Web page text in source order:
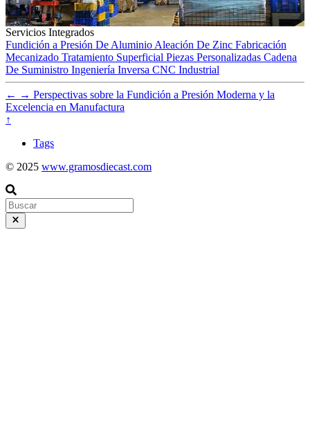
Servicios Integrados
Fundición a Presión De Aluminio Aleación De Zinc Fabricación
Mecanizado Tratamiento Superficial Piezas Personalizadas Cadena
De Suministro Ingeniería Inversa CNC Industrial
← → Perspectivas sobre la Fundición a Presión Moderna y la
Excelencia en Manufactura
↑
Tags
© 2025 www.gramosdiecast.com